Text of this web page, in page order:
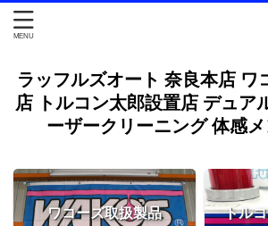
ラッフルズオート 奈良本店 ワ
店 トルコン太郎設置店 デュア
ーザークリーニング 体感
ワコーズ取扱製品 トル